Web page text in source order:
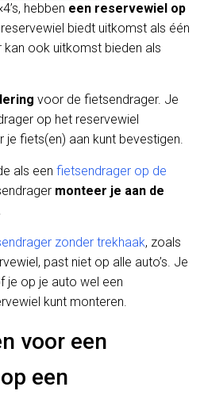
hebben een reservewiel op
biedt uitkomst als één
kan ook uitkomst bieden als
voor de fietsendrager. Je
op het reservewiel
je fiets(en) aan kunt bevestigen.
als een fietsendrager op de
monteer je aan de
zonder trekhaak, zoals
past niet op alle auto’s. Je
je op je auto wel een
kunt monteren.
voor een
een